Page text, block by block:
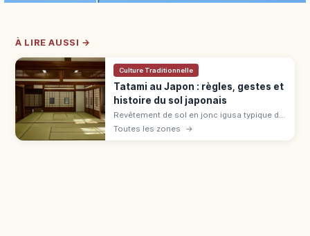
À LIRE AUSSI →
Culture Traditionnelle
Tatami au Japon : règles, gestes et
histoire du sol japonais
Revêtement de sol en jonc igusa typique du
washitsu, le tatami se généralise à l'époque
Toutes les zones →